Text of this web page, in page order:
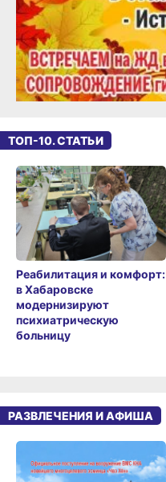
ТОП-10. СТАТЬИ
Реабилитация и комфорт:
в Хабаровске
модернизируют
психиатрическую
больницу
РАЗВЛЕЧЕНИЯ И АФИША